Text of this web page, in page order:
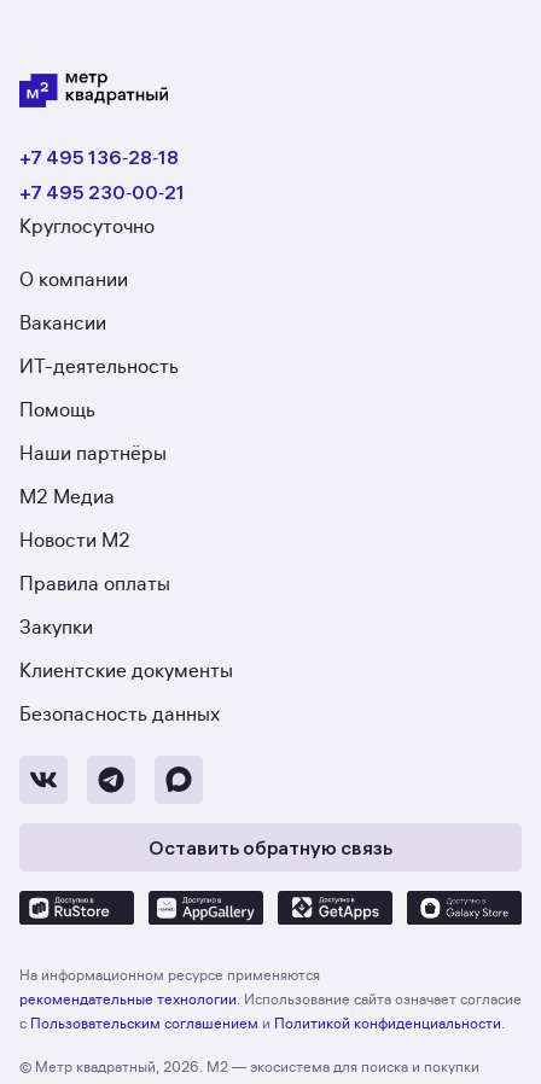
+7 495 136‑28‑18
+7 495 230‑00‑21
Круглосуточно
О компании
Вакансии
ИТ-деятельность
Помощь
Наши партнёры
М2 Медиа
Новости М2
Правила оплаты
Закупки
Клиентские документы
Безопасность данных
Оставить обратную связь
На информационном ресурсе применяются
рекомендательные технологии . Использование сайта означает согласие
с Пользовательским соглашением и Политикой конфиденциальности
© Метр квадратный, 2026. М2 — экосистема для поиска и покупки